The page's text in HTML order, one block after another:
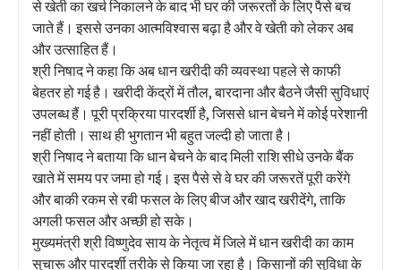
से खेती का खर्च निकालने के बाद भी घर की जरूरतों के लिए पैसे बच
जाते हैं। इससे उनका आत्मविश्वास बढ़ा है और वे खेती को लेकर अब
और उत्साहित हैं।
श्री निषाद ने कहा कि अब धान खरीदी की व्यवस्था पहले से काफी
बेहतर हो गई है। खरीदी केंद्रों में तौल, बारदाना और बैठने जैसी सुविधाएं
उपलब्ध हैं। पूरी प्रक्रिया पारदर्शी है, जिससे धान बेचने में कोई परेशानी
नहीं होती। साथ ही भुगतान भी बहुत जल्दी हो जाता है।
श्री निषाद ने बताया कि धान बेचने के बाद मिली राशि सीधे उनके बैंक
खाते में समय पर जमा हो गई। इस पैसे से वे घर की जरूरतें पूरी करेंगे
और बाकी रकम से रबी फसल के लिए बीज और खाद खरीदेंगे, ताकि
अगली फसल और अच्छी हो सके।
मुख्यमंत्री श्री विष्णुदेव साय के नेतृत्व में जिले में धान खरीदी का काम
सुचारू और पारदर्शी तरीके से किया जा रहा है। किसानों की सुविधा के